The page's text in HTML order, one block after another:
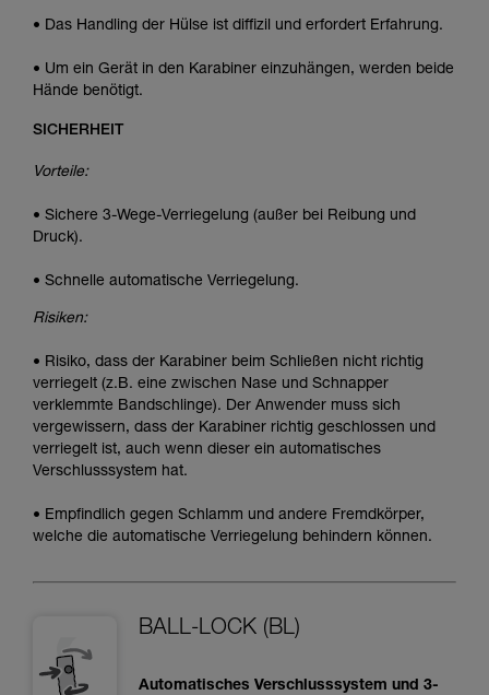
• Das Handling der Hülse ist diffizil und erfordert Erfahrung.
• Um ein Gerät in den Karabiner einzuhängen, werden beide
Hände benötigt.
SICHERHEIT
Vorteile:
• Sichere 3-Wege-Verriegelung (außer bei Reibung und
Druck).
• Schnelle automatische Verriegelung.
Risiken:
• Risiko, dass der Karabiner beim Schließen nicht richtig
verriegelt (z.B. eine zwischen Nase und Schnapper
verklemmte Bandschlinge). Der Anwender muss sich
vergewissern, dass der Karabiner richtig geschlossen und
verriegelt ist, auch wenn dieser ein automatisches
Verschlusssystem hat.
• Empfindlich gegen Schlamm und andere Fremdkörper,
welche die automatische Verriegelung behindern können.
BALL-LOCK (BL)
Automatisches Verschlusssystem und 3-